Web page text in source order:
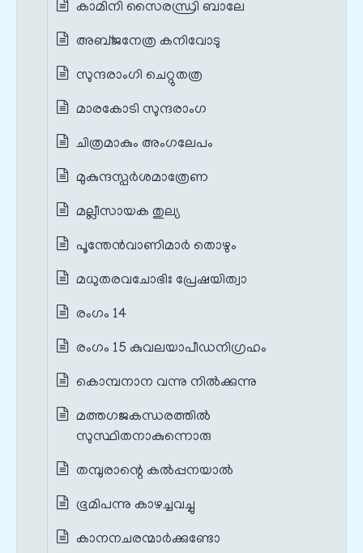
കാമിനി സൈരന്ധ്രി ബാലേ
അബ്ജനേത്ര കനിവോടു
സുന്ദരാംഗി ചെറ്റുതത്ര
മാരകോടി സുന്ദരാംഗ
ചിത്രമാകും അംഗലേപം
മുകുന്ദസ്പർശമാത്രേണ
മല്ലീസായക തുല്യ
പൂന്തേൻവാണിമാർ തൊഴും
മധുതരവചോഭിഃ പ്രേഷയിത്വാ
രംഗം 14
രംഗം 15 കുവലയാപീഡനിഗ്രഹം
കൊമ്പനാന വന്നു നിൽക്കുന്നു
മത്തഗജകന്ധരത്തിൽ
സുസ്ഥിതനാകുന്നൊരു
തമ്പുരാന്റെ കൽപ്പനയാൽ
ഭൂമിപന്നു കാഴച്ചവച്ചു
കാനനചരന്മാർക്കുണ്ടോ